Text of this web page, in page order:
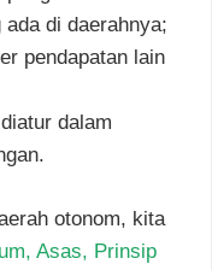
di daerahnya;
pendapatan lain
dalam
otonom, kita
Asas, Prinsip